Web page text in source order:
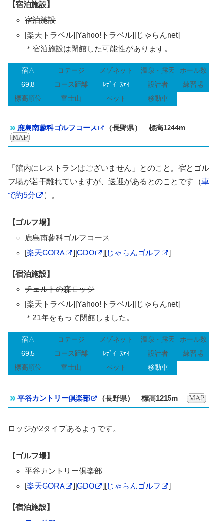
【宿泊施設】
宿泊施設
[楽天トラベル][Yahoo!トラベル][じゃらんnet]
＊宿泊施設は閉館した可能性があります。
宿△ コテージ メゾネット 温泉・露天
ホール数
69.8
コース距離 ﾚﾃﾞｨｰｽﾃｨ 設計者
練習場
標高順位
富士山 ペット 移動車
鹿島南蓼科ゴルフコース （長野県） 標高1244m
「館内にレストランはございません」とのこと。宿とゴル
フ場が若干離れていますが、送迎があるとのことです（車
で約5分
）。
【ゴルフ場】
鹿島南蓼科ゴルフコース
[楽天GORA ][GDO ][じゃらんゴルフ ]
【宿泊施設】
チェルトの森ロッジ
[楽天トラベル][Yahoo!トラベル][じゃらんnet]
＊21年をもって閉館しました。
宿△ コテージ メゾネット 温泉・露天
ホール数
69.5
コース距離 ﾚﾃﾞｨｰｽﾃｨ 設計者
練習場
標高順位
富士山 ペット 移動車
平谷カントリー倶楽部 （長野県） 標高1215m
ロッジが2タイプあるようです。
【ゴルフ場】
平谷カントリー倶楽部
[楽天GORA ][GDO ][じゃらんゴルフ ]
【宿泊施設】